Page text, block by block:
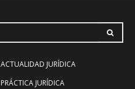
ACTUALIDAD JURÍDICA
PRÁCTICA JURÍDICA